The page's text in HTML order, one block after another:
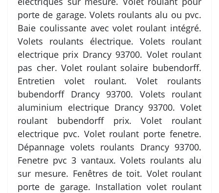
porte de garage. Volets roulants alu ou pvc.
Baie coulissante avec volet roulant intégré.
Volets roulants électrique. Volets roulant
electrique prix Drancy 93700. Volet roulant
pas cher. Volet roulant solaire bubendorff.
Entretien volet roulant. Volet roulants
bubendorff Drancy 93700. Volets roulant
aluminium electrique Drancy 93700. Volet
roulant bubendorff prix. Volet roulant
electrique pvc. Volet roulant porte fenetre.
Dépannage volets roulants Drancy 93700.
Fenetre pvc 3 vantaux. Volets roulants alu
sur mesure. Fenêtres de toit. Volet roulant
porte de garage. Installation volet roulant